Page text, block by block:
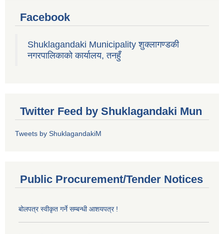
Facebook
Shuklagandaki Municipality शुक्लागण्डकी
नगरपालिकाको कार्यालय, तनहुँ
Twitter Feed by Shuklagandaki Mun
Tweets by ShuklagandakiM
Public Procurement/Tender Notices
बोलपत्र स्वीकृत गर्ने सम्बन्धी आशयपत्र !